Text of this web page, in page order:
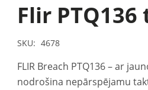
Flir
SKU: 4678
FLIR Breach PTQ136 – ar
nodrošina nepārspējamu